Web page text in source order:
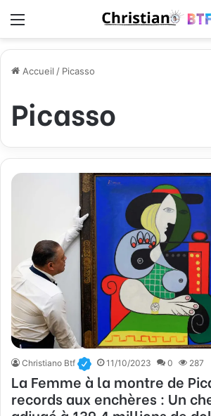
Accueil / Picasso
Picasso
Christiano Btf 11/10/2023 0 287
La Femme à la montre de
records aux enchères : Un